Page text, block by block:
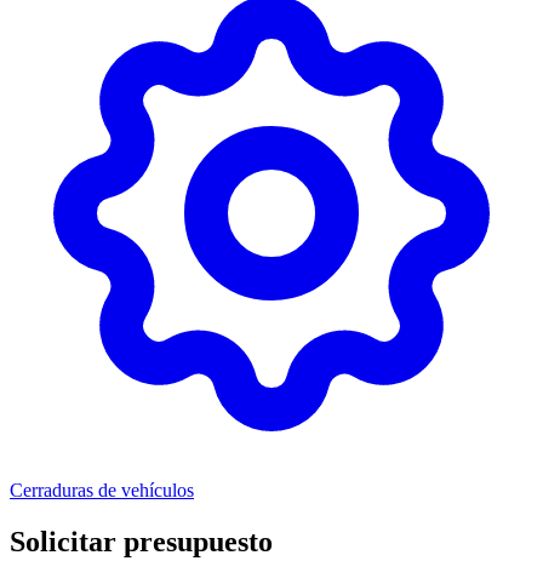
Cerraduras de vehículos
Solicitar presupuesto